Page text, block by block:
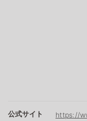
公式サイト
https://